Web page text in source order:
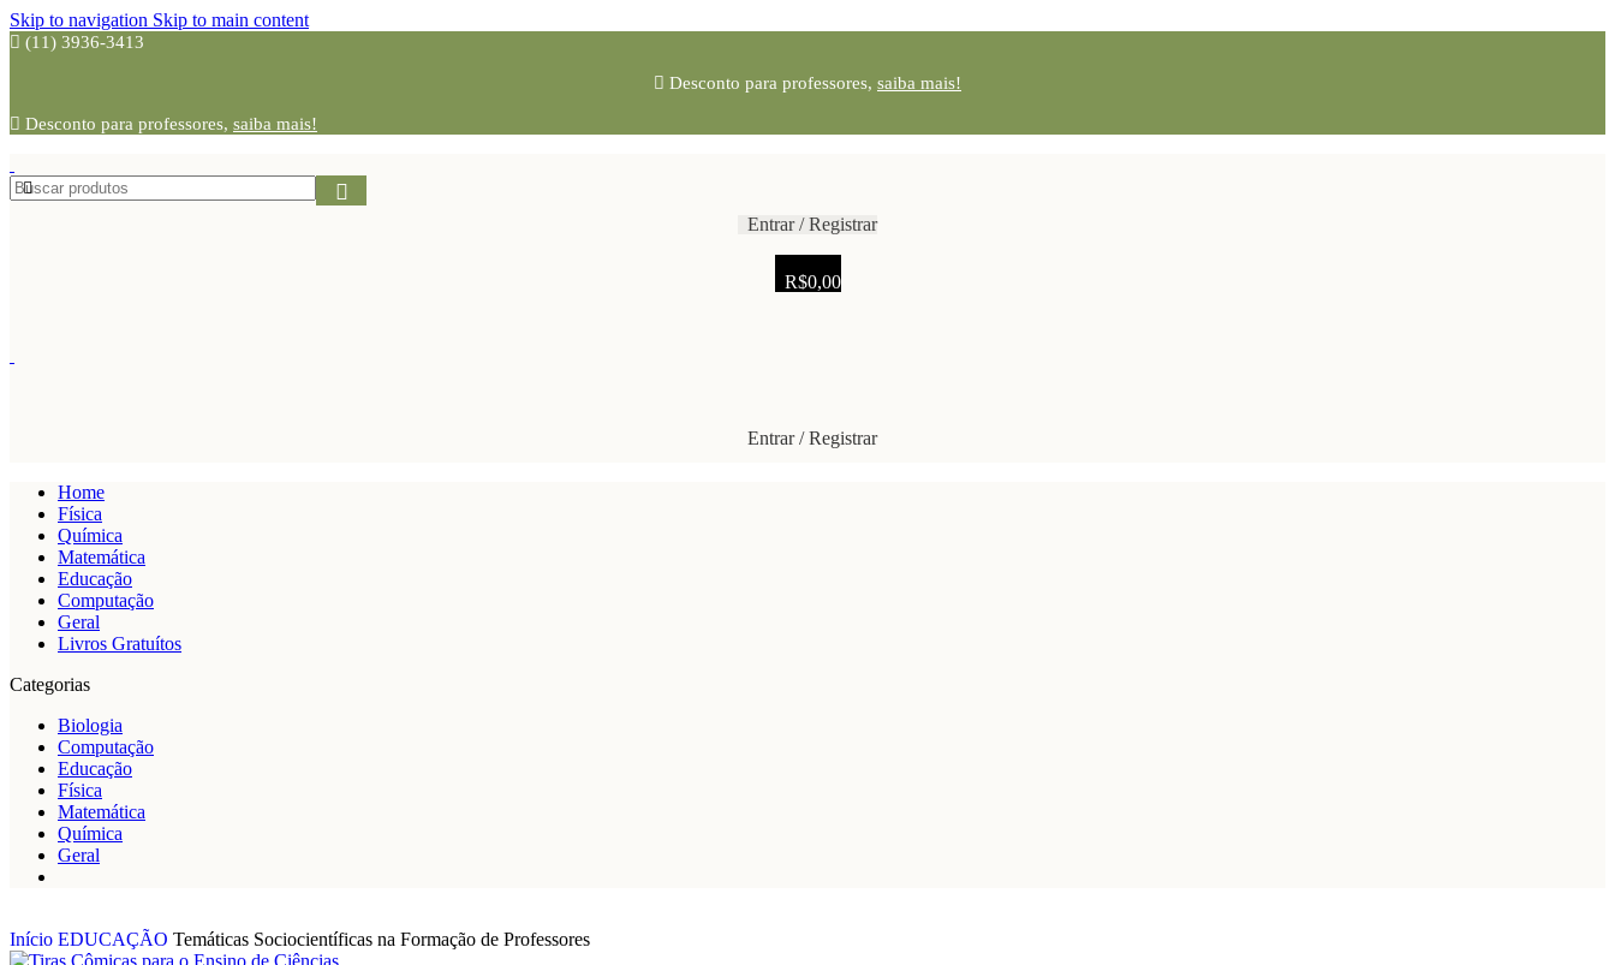
Skip to navigation Skip to main content
(11) 3936-3413
Desconto para professores, saiba mais!
Desconto para professores, saiba mais!
Entrar / Registrar
R$0,00
Entrar / Registrar
Home
Física
Química
Matemática
Educação
Computação
Geral
Livros Gratuítos
Categorias
Biologia
Computação
Educação
Física
Matemática
Química
Geral
Início EDUCAÇÃO Temáticas Sociocientíficas na Formação de Professores